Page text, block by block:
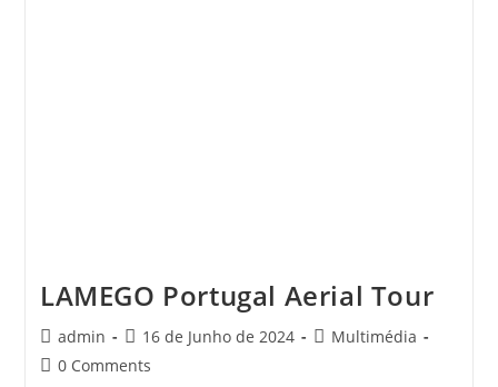
LAMEGO Portugal Aerial Tour
Post
author:
admin
Post
published:
16 de Junho de 2024
PostMultimédia
Post0 Comments